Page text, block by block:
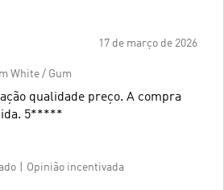
17 de março de 2026
White / Gum
qualidade preço. A compra
5*****
Opinião incentivada